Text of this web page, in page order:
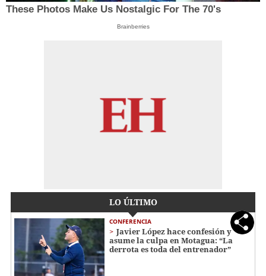
These Photos Make Us Nostalgic For The 70's
Brainberries
LO ÚLTIMO
CONFERENCIA
Javier López hace confesión y
asume la culpa en Motagua: “La
derrota es toda del entrenador”